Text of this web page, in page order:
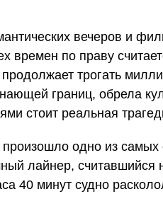
вечеров и
времен по праву
трогать
границ, обрела
стоит реальная
одно из
лайнер, считавшийся
40 минут судно